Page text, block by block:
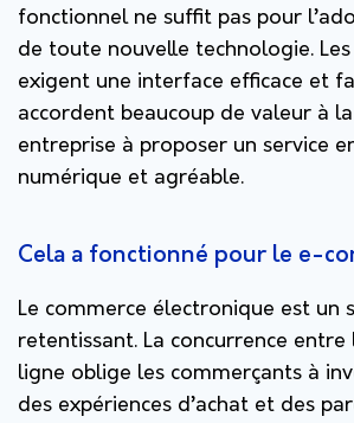
fonctionnel ne suffit pas pour
de toute nouvelle technologie.
exigent une interface efficace et
accordent beaucoup de valeur à la
entreprise à proposer un service
numérique et agréable.
Cela a fonctionné pour le e-
Le commerce électronique est un
retentissant. La concurrence entre
ligne oblige les commerçants à
des expériences d’achat et des